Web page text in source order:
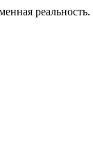
реальность.